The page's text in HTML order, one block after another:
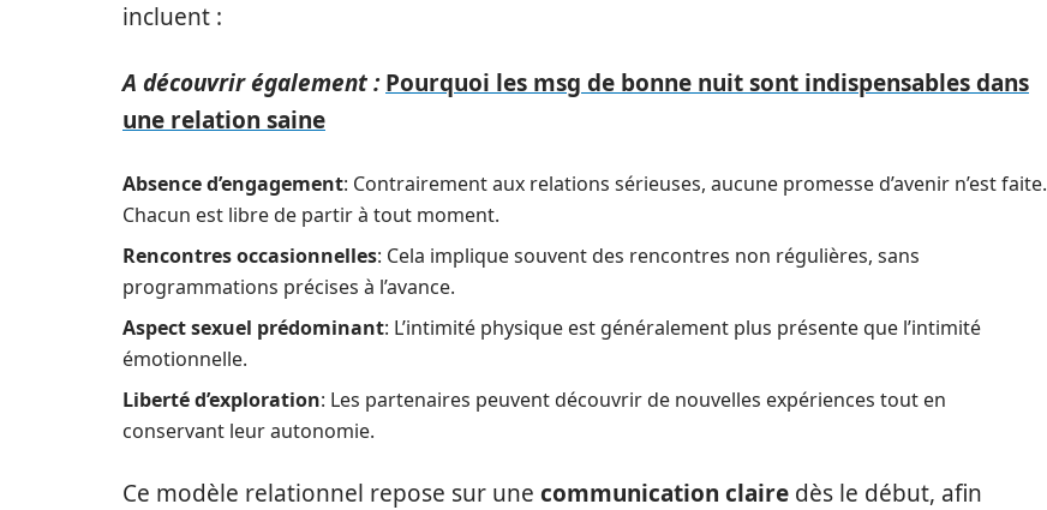
incluent :
A découvrir également : Pourquoi les msg de bonne nuit sont indispensables dans
une relation saine
Absence d’engagement: Contrairement aux relations sérieuses, aucune promesse d’avenir n’est faite.
Chacun est libre de partir à tout moment.
Rencontres occasionnelles: Cela implique souvent des rencontres non régulières, sans
programmations précises à l’avance.
Aspect sexuel prédominant: L’intimité physique est généralement plus présente que l’intimité
émotionnelle.
Liberté d’exploration: Les partenaires peuvent découvrir de nouvelles expériences tout en
conservant leur autonomie.
Ce modèle relationnel repose sur une communication claire dès le début, afin